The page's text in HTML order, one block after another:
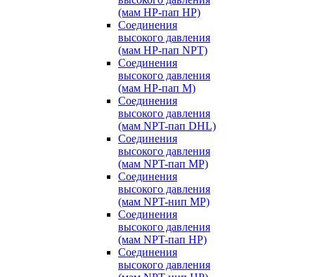
(мам HP-пап HP)
Соединения
высокого давления
(мам HP-пап NPT)
Соединения
высокого давления
(мам HP-пап M)
Соединения
высокого давления
(мам NPT-пап DHL)
Соединения
высокого давления
(мам NPT-пап MP)
Соединения
высокого давления
(мам NPT-нип MP)
Соединения
высокого давления
(мам NPT-пап HP)
Соединения
высокого давления